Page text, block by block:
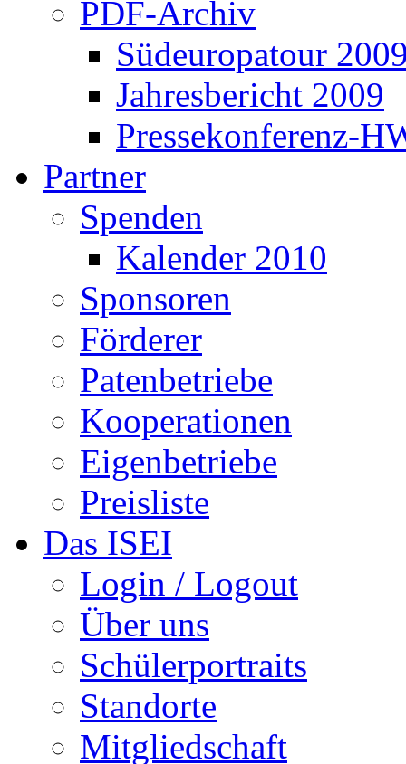
PDF-Archiv
Südeuropatour
Jahresbericht 2009
Pressekonferenz-
Partner
Spenden
Kalender 2010
Sponsoren
Förderer
Patenbetriebe
Kooperationen
Eigenbetriebe
Preisliste
Das ISEI
Login / Logout
Über uns
Schülerportraits
Standorte
Mitgliedschaft